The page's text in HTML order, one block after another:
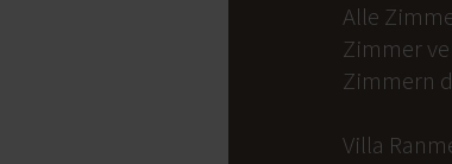
Alle
Zimmer
Zimmern
Villa